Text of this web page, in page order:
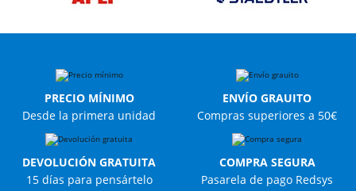
PRECIO MÍNIMO
Desde la primera unidad
ENVÍO GRAUITO
Compras superiores a 50€
DEVOLUCIÓN GRATUITA
15 días para pensártelo
COMPRA SEGURA
Pasarela de pago Redsys